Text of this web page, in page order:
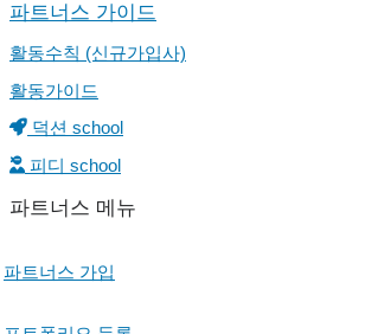
파트너스 가이드
활동수칙 (신규가입사)
활동가이드
덕션 school
피디 school
파트너스 메뉴
파트너스 가입